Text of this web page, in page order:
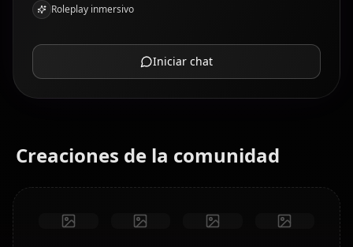
Roleplay inmersivo
Iniciar chat
Creaciones de la comunidad